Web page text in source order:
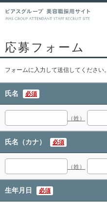
応募フォーム
フォームに入力して送信してください。
氏名 必須
（姓）
氏名（カナ） 必須
（姓）
生年月日 必須